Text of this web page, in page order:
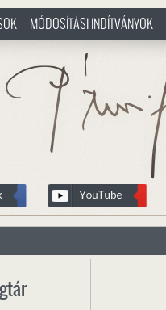
www.pasztorbalint.rs/hu
MÓDOSÍTÁSI INDÍTVÁNYOK